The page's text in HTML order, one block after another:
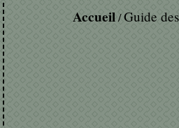
Accueil /Guide